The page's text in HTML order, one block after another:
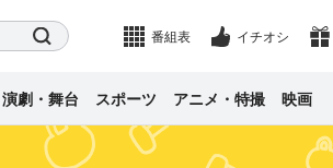
検索 番組表 イチオシ
演劇・舞台 スポーツ アニメ・特撮 映画